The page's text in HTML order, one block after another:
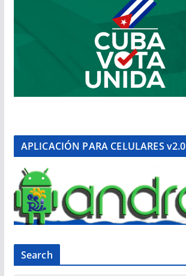
APLICACIÓN PARA CELULARES v2.0
Search